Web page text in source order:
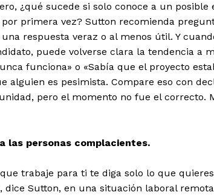
¿qué sucede si solo conoce a un
primera vez? Sutton recomienda
respuesta veraz o al menos útil. Y
puede volverse clara la tendencia a
funciona» o «Sabía que el proyecto
alguien es pesimista. Compare eso con
pero el momento no fue el correcto.
las personas complacientes.
trabaje para ti te diga solo lo que
dice Sutton, en una situación laboral